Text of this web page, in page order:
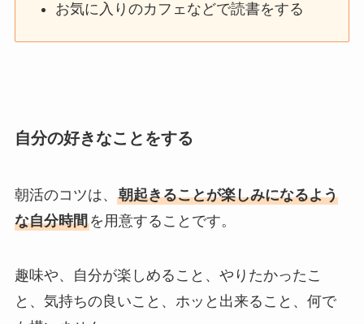
お気に入りのカフェなどで読書をする
自分の好きなことをする
朝活のコツは、 朝起きることが楽しみになるよう
な自分時間を用意することです。
趣味や、自分が楽しめること、やりたかったこ
と、気持ちの良いこと、ホッと出来ること、何で